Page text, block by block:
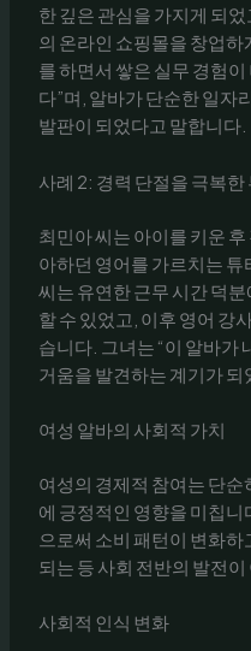
한 깊은 관심을 가지게 되
의 온라인 쇼핑몰을 창업
를 하면서 쌓은 실무 경험
다”며, 알바가 단순한 일자
발판이 되었다고 말합니다.
사례 2: 경력 단절을 극복한
최민아 씨는 아이를 키운
아하던 영어를 가르치는
씨는 유연한 근무 시간 덕
할 수 있었고, 이후 영어 강
습니다. 그녀는 “이 알바가
거움을 발견하는 계기가 되
여성 알바의 사회적 가치
여성의 경제적 참여는 단순
에 긍정적인 영향을 미칩
으로써 소비 패턴이 변화
되는 등 사회 전반의 발전
사회적 인식 변화